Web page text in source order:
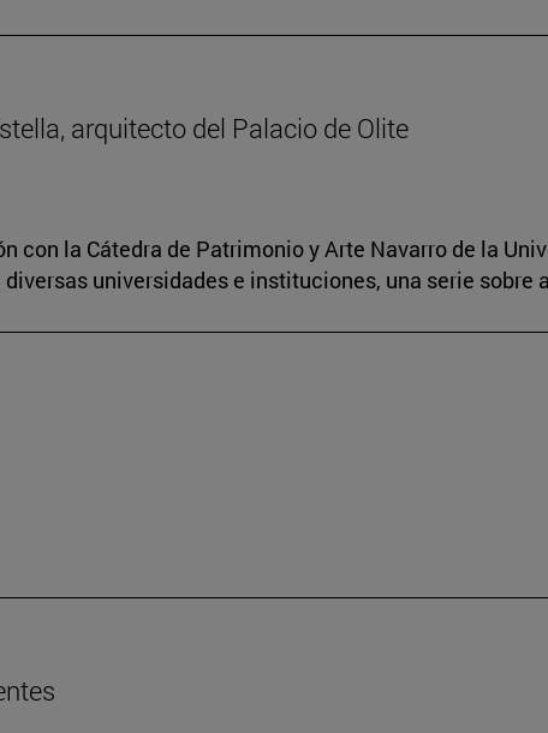
arquitecto del Palacio de Olite
con la Cátedra de Patrimonio y Arte Navarro de la
universidades e instituciones, una serie sobre